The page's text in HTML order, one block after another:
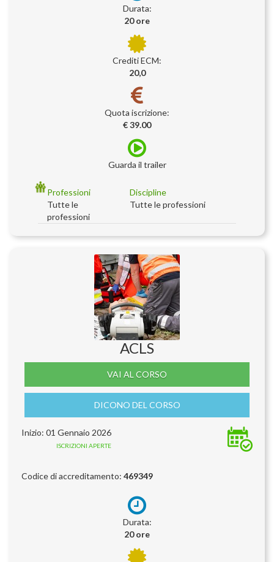
Durata:
20 ore
Crediti ECM:
20,0
Quota iscrizione:
€ 39.00
Guarda il trailer
Professioni
Discipline
Tutte le
professioni
Tutte le professioni
ACLS
VAI AL CORSO
DICONO DEL CORSO
Inizio: 01 Gennaio 2026
ISCRIZIONI APERTE
Codice di accreditamento: 469349
Durata:
20 ore